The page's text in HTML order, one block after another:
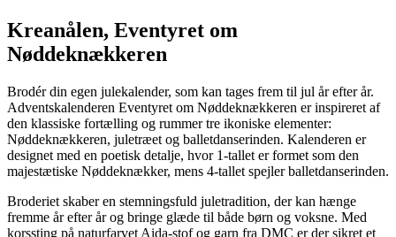
Kreanålen, Eventyret om
Nøddeknækkeren
Brodér din egen julekalender, som kan tages frem til jul år efter år.
Adventskalenderen Eventyret om Nøddeknækkeren er inspireret af
den klassiske fortælling og rummer tre ikoniske elementer:
Nøddeknækkeren, juletræet og balletdanserinden. Kalenderen er
designet med en poetisk detalje, hvor 1-tallet er formet som den
majestætiske Nøddeknækker, mens 4-tallet spejler balletdanserinden.
Broderiet skaber en stemningsfuld juletradition, der kan hænge
fremme år efter år og bringe glæde til både børn og voksne. Med
korssting på naturfarvet Aida-stof og garn fra DMC er der sikret et